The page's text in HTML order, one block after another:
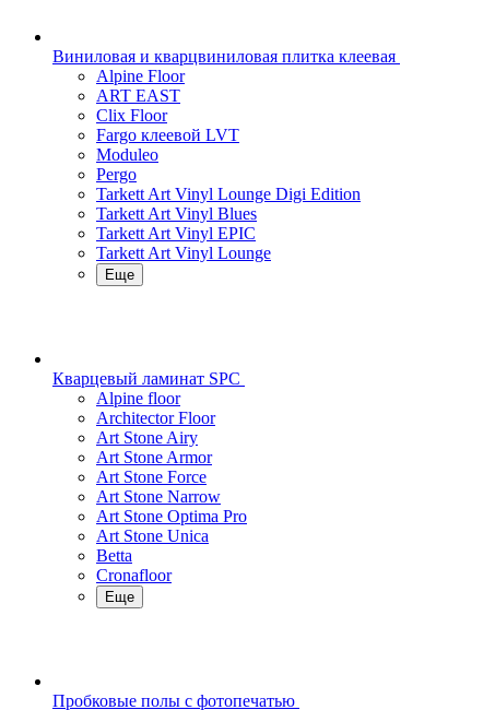
Виниловая и кварцвиниловая плитка клеевая
Alpine Floor
ART EAST
Clix Floor
Fargo клеевой LVT
Moduleo
Pergo
Tarkett Art Vinyl Lounge Digi Edition
Tarkett Art Vinyl Blues
Tarkett Art Vinyl EPIC
Tarkett Art Vinyl Lounge
Еще
Кварцевый ламинат SPC
Alpine floor
Architector Floor
Art Stone Airy
Art Stone Armor
Art Stone Force
Art Stone Narrow
Art Stone Optima Pro
Art Stone Unica
Betta
Cronafloor
Еще
Пробковые полы с фотопечатью